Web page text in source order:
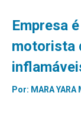
Empresa
motorista
Por: MARA YARA